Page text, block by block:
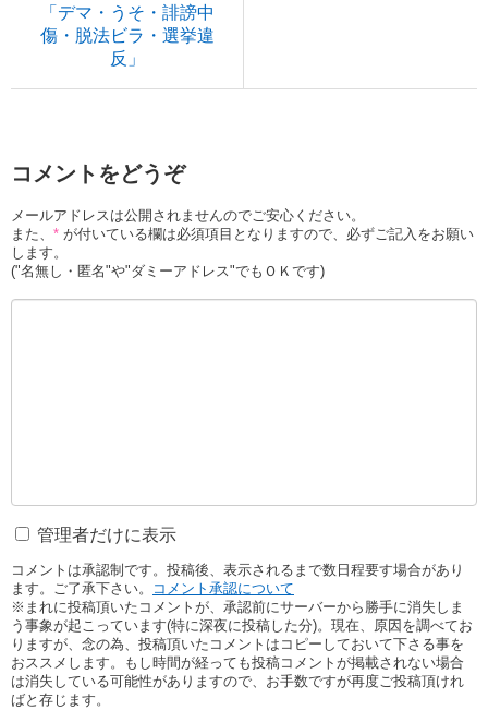
「デマ・うそ・誹謗中
傷・脱法ビラ・選挙違
反」
コメントをどうぞ
メールアドレスは公開されませんのでご安心ください。
また、 * が付いている欄は必須項目となりますので、必ずご記入をお願い
します。
("名無し・匿名"や"ダミーアドレス"でもＯＫです)
管理者だけに表示
コメントは承認制です。投稿後、表示されるまで数日程要す場合があり
ます。ご了承下さい。
コメント承認について
※まれに投稿頂いたコメントが、承認前にサーバーから勝手に消失しま
う事象が起こっています(特に深夜に投稿した分)。現在、原因を調べてお
りますが、念の為、投稿頂いたコメントはコピーしておいて下さる事を
おススメします。もし時間が経っても投稿コメントが掲載されない場合
は消失している可能性がありますので、お手数ですが再度ご投稿頂けれ
ばと存じます。